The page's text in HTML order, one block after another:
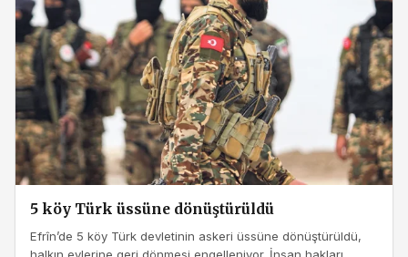
5 köy Türk üssüne dönüştürüldü
Efrîn’de 5 köy Türk devletinin askeri üssüne dönüştürüldü,